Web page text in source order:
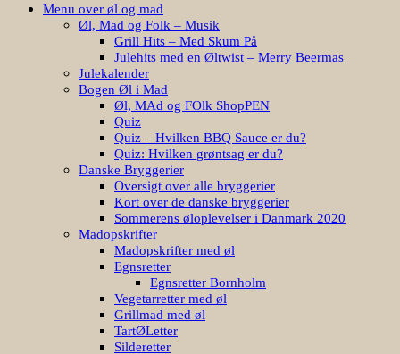
Menu over øl og mad
Øl, Mad og Folk – Musik
Grill Hits – Med Skum På
Julehits med en Øltwist – Merry Beermas
Julekalender
Bogen Øl i Mad
Øl, MAd og FOlk ShopPEN
Quiz
Quiz – Hvilken BBQ Sauce er du?
Quiz: Hvilken grøntsag er du?
Danske Bryggerier
Oversigt over alle bryggerier
Kort over de danske bryggerier
Sommerens øloplevelser i Danmark 2020
Madopskrifter
Madopskrifter med øl
Egnsretter
Egnsretter Bornholm
Vegetarretter med øl
Grillmad med øl
TartØLetter
Silderetter